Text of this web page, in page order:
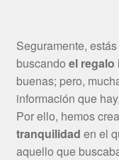
Seguramente, estás
buscando el regalo
buenas; pero,
información que
Por ello, hemos
tranquilidad en el
aquello que